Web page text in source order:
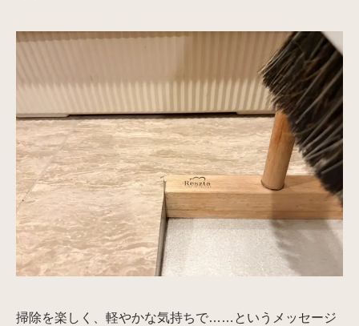
掃除を楽しく、軽やかな気持ちで……というメッセージ